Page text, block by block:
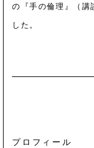
の『手の倫理』（講
した。
プロフィール